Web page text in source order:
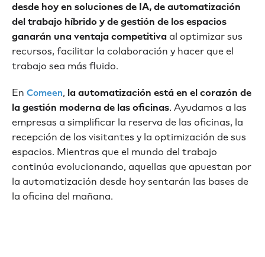
desde hoy en soluciones de IA, de automatización
del trabajo híbrido y de gestión de los espacios
ganarán una ventaja competitiva al optimizar sus
recursos, facilitar la colaboración y hacer que el
trabajo sea más fluido.
En Comeen, la automatización está en el corazón de
la gestión moderna de las oficinas. Ayudamos a las
empresas a simplificar la reserva de las oficinas, la
recepción de los visitantes y la optimización de sus
espacios. Mientras que el mundo del trabajo
continúa evolucionando, aquellas que apuestan por
la automatización desde hoy sentarán las bases de
la oficina del mañana.